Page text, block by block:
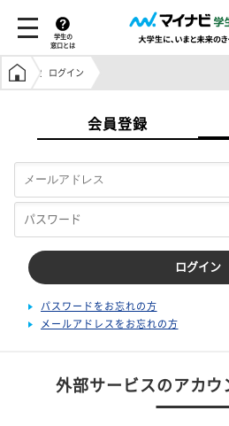
学生の
窓口とは
学生の窓口トップ
ログイン
会員登録
パスワードをお忘れの方
メールアドレスをお忘れの方
外部サービスのアカウ